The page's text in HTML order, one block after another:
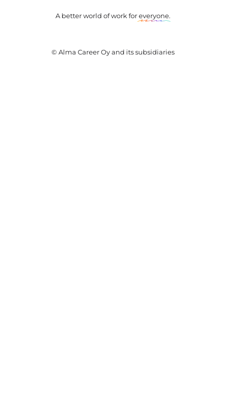
A better world of work foreveryone.
© Alma Career Oy and its subsidiaries